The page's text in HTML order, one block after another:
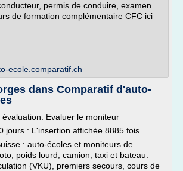
permis de conduire, examen
de formation complémentaire CFC ici
ecole.comparatif.ch
dans Comparatif d'auto-
Evaluer le moniteur
jours : L'insertion affichée 8885 fois.
: auto-écoles et moniteurs de
poids lourd, camion, taxi et bateau.
(VKU), premiers secours, cours de